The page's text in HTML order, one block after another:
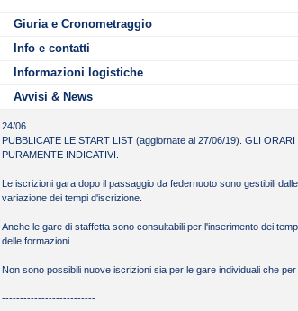
Giuria e Cronometraggio
Info e contatti
https://www.circuitonuotoitalia.it/bilder/info-treviso.pdf
Informazioni logistiche
https://www.circuitonuotoitalia.it/bilder/info-treviso.pdf
Avvisi & News
24/06
PUBBLICATE LE START LIST (aggiornate al 27/06/19). GLI ORARI
PURAMENTE INDICATIVI.
Le iscrizioni gara dopo il passaggio da federnuoto sono gestibili
variazione dei tempi d'iscrizione.
Anche le gare di staffetta sono consultabili per l'inserimento dei
delle formazioni.
Non sono possibili nuove iscrizioni sia per le gare individuali che per
--------------------------